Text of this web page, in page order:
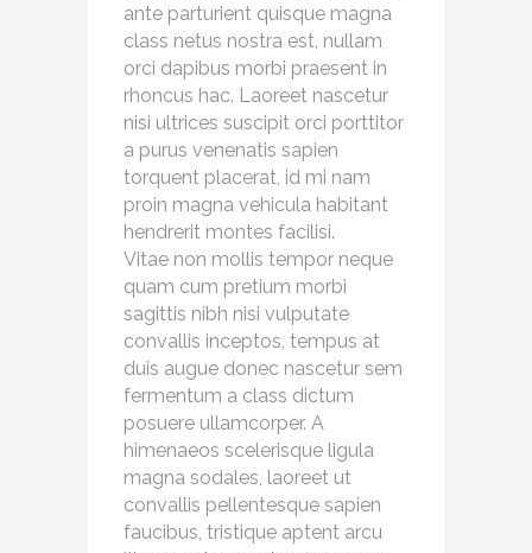
ante parturient quisque magna
class netus nostra est, nullam
orci dapibus morbi praesent in
rhoncus hac. Laoreet nascetur
nisi ultrices suscipit orci porttitor
a purus venenatis sapien
torquent placerat, id mi nam
proin magna vehicula habitant
hendrerit montes facilisi.
Vitae non mollis tempor neque
quam cum pretium morbi
sagittis nibh nisi vulputate
convallis inceptos, tempus at
duis augue donec nascetur sem
fermentum a class dictum
posuere ullamcorper. A
himenaeos scelerisque ligula
magna sodales, laoreet ut
convallis pellentesque sapien
faucibus, tristique aptent arcu